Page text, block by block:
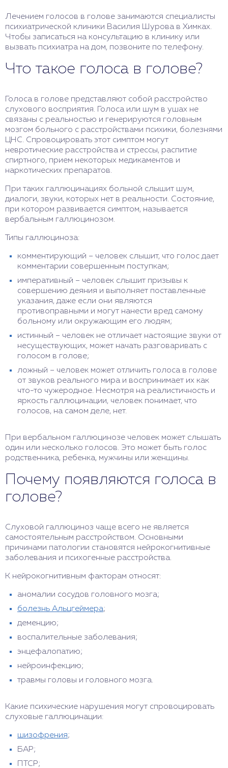
Лечением голосов в голове занимаются специалисты
психиатрической клиники Василия Шурова в Химках.
Чтобы записаться на консультацию в клинику или
вызвать психиатра на дом, позвоните по телефону.
Что такое голоса в голове?
Голоса в голове представляют собой расстройство
слухового восприятия. Голоса или шум в ушах не
связаны с реальностью и генерируются головным
мозгом больного с расстройствами психики, болезнями
ЦНС. Спровоцировать этот симптом могут
невротические расстройства и стрессы, распитие
спиртного, прием некоторых медикаментов и
наркотических препаратов.
При таких галлюцинациях больной слышит шум,
диалоги, звуки, которых нет в реальности. Состояние,
при котором развивается симптом, называется
вербальным галлюцинозом.
Типы галлюциноза:
комментирующий – человек слышит, что голос дает
комментарии совершенным поступкам;
императивный – человек слышит призывы к
совершению деяния и выполняет поставленные
указания, даже если они являются
противоправными и могут нанести вред самому
больному или окружающим его людям;
истинный – человек не отличает настоящие звуки от
несуществующих, может начать разговаривать с
голосом в голове;
ложный – человек может отличить голоса в голове
от звуков реального мира и воспринимает их как
что-то чужеродное. Несмотря на реалистичность и
яркость галлюцинации, человек понимает, что
голосов, на самом деле, нет.
При вербальном галлюцинозе человек может слышать
один или несколько голосов. Это может быть голос
родственника, ребенка, мужчины или женщины.
Почему появляются голоса в
голове?
Слуховой галлюциноз чаще всего не является
самостоятельным расстройством. Основными
причинами патологии становятся нейрокогнитивные
заболевания и психогенные расстройства.
К нейрокогнитивным факторам относят:
аномалии сосудов головного мозга;
болезнь Альцгеймера;
деменцию;
воспалительные заболевания;
энцефалопатию;
нейроинфекцию;
травмы головы и головного мозга.
Какие психические нарушения могут спровоцировать
слуховые галлюцинации:
шизофрения;
БАР;
ПТСР;